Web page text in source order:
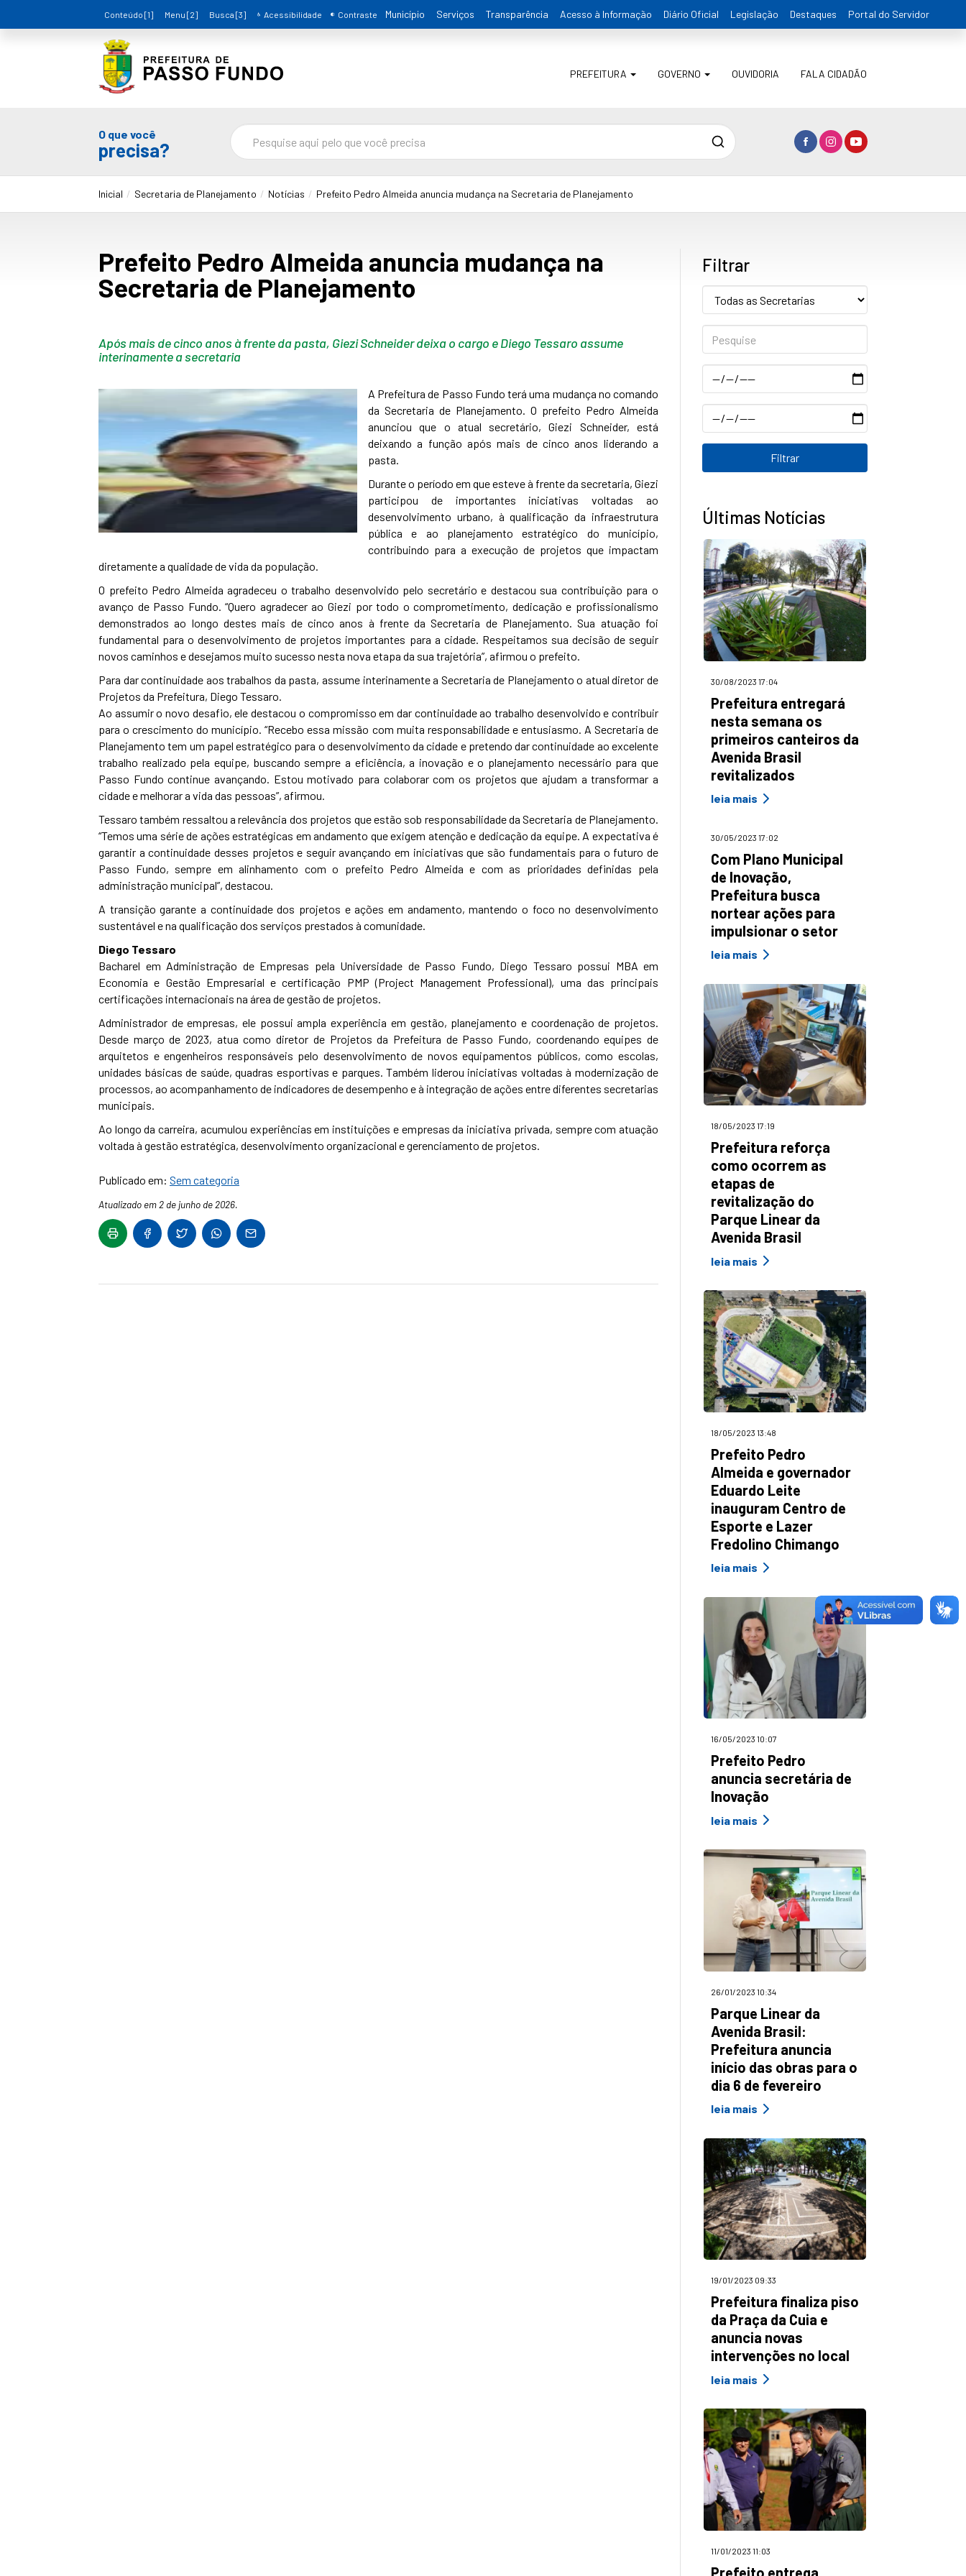
Conteúdo [1] Menu [2] Busca [3] Acessibilidade Contraste Município Serviços Transparência Acesso à Informação Diário Oficial Legislação Destaques Portal do Servidor
PREFEITURA GOVERNO OUVIDORIA FALA CIDADÃO
O que você
precisa? Pesquisa
Inicial Secretaria de Planejamento Notícias Prefeito Pedro Almeida anuncia mudança na Secretaria de Planejamento
Prefeito Pedro Almeida anuncia mudança na
Secretaria de Planejamento
Após mais de cinco anos à frente da pasta, Giezi Schneider deixa o cargo e Diego Tessaro assume
interinamente a secretaria
A Prefeitura de Passo Fundo terá uma mudança no comando
da Secretaria de Planejamento. O prefeito Pedro Almeida
anunciou que o atual secretário, Giezi Schneider, está
deixando a função após mais de cinco anos liderando a
pasta.
Durante o período em que esteve à frente da secretaria, Giezi
participou de importantes iniciativas voltadas ao
desenvolvimento urbano, à qualificação da infraestrutura
pública e ao planejamento estratégico do município,
contribuindo para a execução de projetos que impactam
diretamente a qualidade de vida da população.
O prefeito Pedro Almeida agradeceu o trabalho desenvolvido pelo secretário e destacou sua contribuição para o
avanço de Passo Fundo. “Quero agradecer ao Giezi por todo o comprometimento, dedicação e profissionalismo
demonstrados ao longo destes mais de cinco anos à frente da Secretaria de Planejamento. Sua atuação foi
fundamental para o desenvolvimento de projetos importantes para a cidade. Respeitamos sua decisão de seguir
novos caminhos e desejamos muito sucesso nesta nova etapa da sua trajetória”, afirmou o prefeito.
Para dar continuidade aos trabalhos da pasta, assume interinamente a Secretaria de Planejamento o atual diretor de
Projetos da Prefeitura, Diego Tessaro.
Ao assumir o novo desafio, ele destacou o compromisso em dar continuidade ao trabalho desenvolvido e contribuir
para o crescimento do município. “Recebo essa missão com muita responsabilidade e entusiasmo. A Secretaria de
Planejamento tem um papel estratégico para o desenvolvimento da cidade e pretendo dar continuidade ao excelente
trabalho realizado pela equipe, buscando sempre a eficiência, a inovação e o planejamento necessário para que
Passo Fundo continue avançando. Estou motivado para colaborar com os projetos que ajudam a transformar a
cidade e melhorar a vida das pessoas”, afirmou.
Tessaro também ressaltou a relevância dos projetos que estão sob responsabilidade da Secretaria de Planejamento.
“Temos uma série de ações estratégicas em andamento que exigem atenção e dedicação da equipe. A expectativa é
garantir a continuidade desses projetos e seguir avançando em iniciativas que são fundamentais para o futuro de
Passo Fundo, sempre em alinhamento com o prefeito Pedro Almeida e com as prioridades definidas pela
administração municipal”, destacou.
A transição garante a continuidade dos projetos e ações em andamento, mantendo o foco no desenvolvimento
sustentável e na qualificação dos serviços prestados à comunidade.
Diego Tessaro
Bacharel em Administração de Empresas pela Universidade de Passo Fundo, Diego Tessaro possui MBA em
Economia e Gestão Empresarial e certificação PMP (Project Management Professional), uma das principais
certificações internacionais na área de gestão de projetos.
Administrador de empresas, ele possui ampla experiência em gestão, planejamento e coordenação de projetos.
Desde março de 2023, atua como diretor de Projetos da Prefeitura de Passo Fundo, coordenando equipes de
arquitetos e engenheiros responsáveis pelo desenvolvimento de novos equipamentos públicos, como escolas,
unidades básicas de saúde, quadras esportivas e parques. Também liderou iniciativas voltadas à modernização de
processos, ao acompanhamento de indicadores de desempenho e à integração de ações entre diferentes secretarias
municipais.
Ao longo da carreira, acumulou experiências em instituições e empresas da iniciativa privada, sempre com atuação
voltada à gestão estratégica, desenvolvimento organizacional e gerenciamento de projetos.
Publicado em: Sem categoria
Atualizado em 2 de junho de 2026.
Filtrar
Data
Data
Últimas Notícias
30/08/2023 17:04
Prefeitura entregará
nesta semana os
primeiros canteiros da
Avenida Brasil
revitalizados
leia mais
30/05/2023 17:02
Com Plano Municipal
de Inovação,
Prefeitura busca
nortear ações para
impulsionar o setor
leia mais
18/05/2023 17:19
Prefeitura reforça
como ocorrem as
etapas de
revitalização do
Parque Linear da
Avenida Brasil
leia mais
18/05/2023 13:48
Prefeito Pedro
Almeida e governador
Eduardo Leite
inauguram Centro de
Esporte e Lazer
Fredolino Chimango
leia mais
16/05/2023 10:07
Prefeito Pedro
anuncia secretária de
Inovação
leia mais
26/01/2023 10:34
Parque Linear da
Avenida Brasil:
Prefeitura anuncia
início das obras para o
dia 6 de fevereiro
leia mais
19/01/2023 09:33
Prefeitura finaliza piso
da Praça da Cuia e
anuncia novas
intervenções no local
leia mais
11/01/2023 11:03
Prefeito entrega